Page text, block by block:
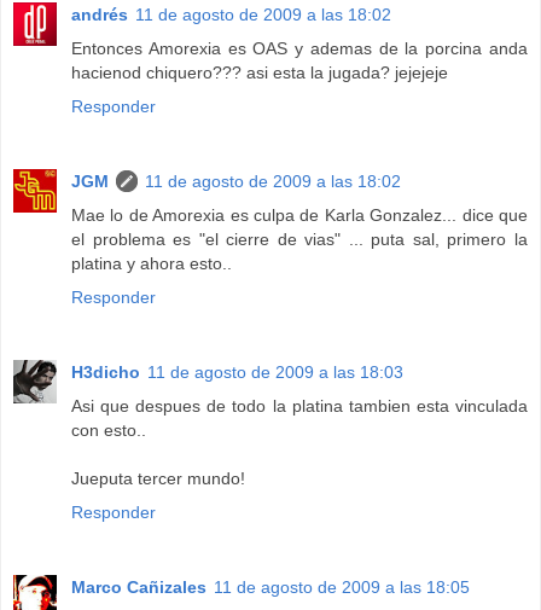
andrés 11 de agosto de 2009 a las 18:02
Entonces Amorexia es OAS y ademas de la porcina anda
hacienod chiquero??? asi esta la jugada? jejejeje
Responder
JGM
11 de agosto de 2009 a las 18:02
Mae lo de Amorexia es culpa de Karla Gonzalez... dice que
el problema es "el cierre de vias" ... puta sal, primero la
platina y ahora esto..
Responder
H3dicho 11 de agosto de 2009 a las 18:03
Asi que despues de todo la platina tambien esta vinculada
con esto..
Jueputa tercer mundo!
Responder
Marco Cañizales 11 de agosto de 2009 a las 18:05